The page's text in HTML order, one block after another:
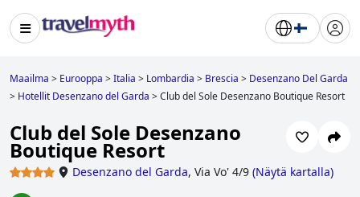
Maailma > Eurooppa >Italia > Lombardia > Brescia > Desenzano Del Garda
> Hotellit Desenzano del Garda >Club del Sole Desenzano Boutique Resort
Club del Sole Desenzano
Boutique Resort
Desenzano del Garda, Via Vo' 4/9 (Näytä kartalla)